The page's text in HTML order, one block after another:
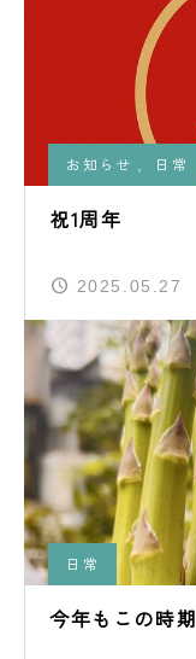
お知らせ 日常
祝1周年
2025.05.27
日常
今年もこの時期